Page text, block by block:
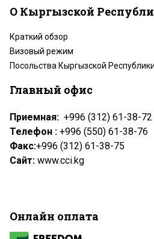
О Кыргызской
Краткий обзор
Визовый режим
Посольства Кыргызской
Главный офис
Приемная: +996 (312) 61-38-72
Телефон : +996 (550) 61-38-76
Факс:+996 (312) 61-38-75
Сайт: www.cci.kg
Онлайн оплата